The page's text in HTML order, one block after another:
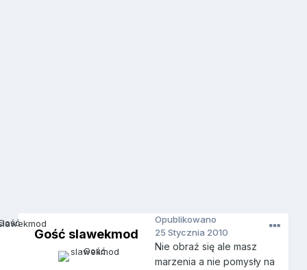
Gość slawekmod
Opublikowano
25 Stycznia 2010
Nie obraź się ale masz
marzenia a nie pomysły na